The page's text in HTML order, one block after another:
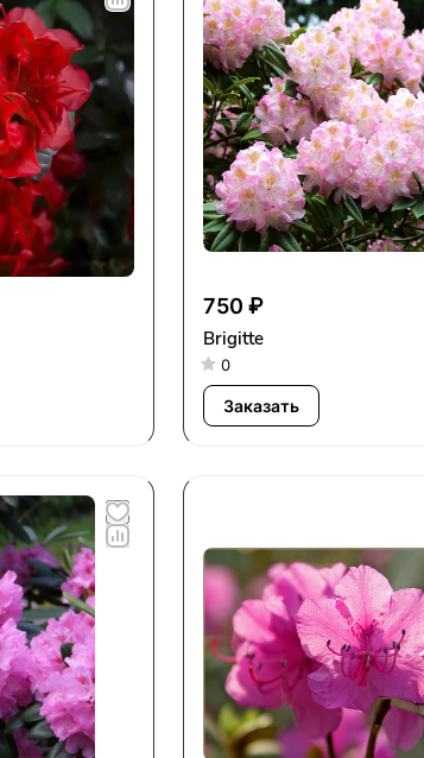
750 ₽
Brigitte
0
Заказать